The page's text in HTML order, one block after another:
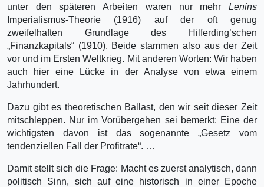
unter den späteren Arbei­ten waren nur mehr Lenins
Imperialismus-Theorie (1916) auf der oft genug
zweifelhaften Grundlage des Hilferding’schen
„Finanzkapitals“ (1910). Beide stammen also aus der Zeit
vor und im Ersten Weltkrieg. Mit anderen Worten: Wir haben
auch hier eine Lücke in der Analyse von etwa einem
Jahrhundert.
Dazu gibt es theoretischen Ballast, den wir seit dieser Zeit
mitschleppen. Nur im Vorübergehen sei bemerkt: Eine der
wichtigsten davon ist das sogenannte „Gesetz vom
tendenziellen Fall der Profitrate“. …
Damit stellt sich die Frage: Macht es zuerst analytisch, dann
politisch Sinn, sich auf eine historisch in einer Epoche